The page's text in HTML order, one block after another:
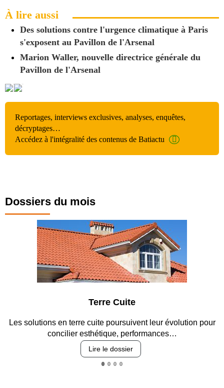
À lire aussi
Des solutions contre l'urgence climatique à Paris
s'exposent au Pavillon de l'Arsenal
Marion Waller, nouvelle directrice générale du
Pavillon de l'Arsenal
Reportages, interviews exclusives, analyses, enquêtes,
décryptages…
Accédez à l'intégralité des contenus de Batiactu
Dossiers du mois
cuite poursuivent leur évolution pour
esthétique, performances…
Entre circulation,